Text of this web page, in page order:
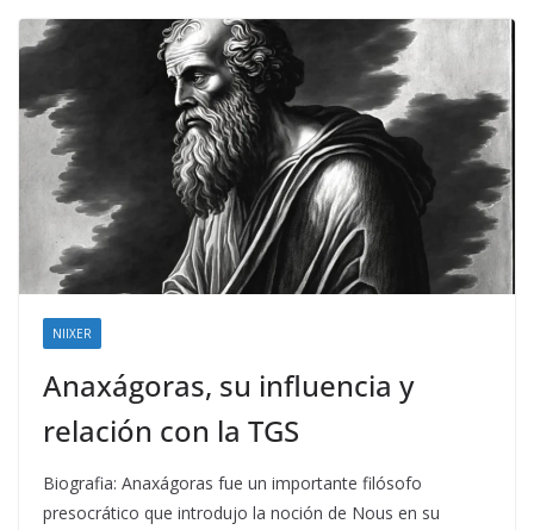
NIIXER
Anaxágoras, su influencia y
relación con la TGS
Biografia: Anaxágoras fue un importante filósofo
presocrático que introdujo la noción de Nous en su